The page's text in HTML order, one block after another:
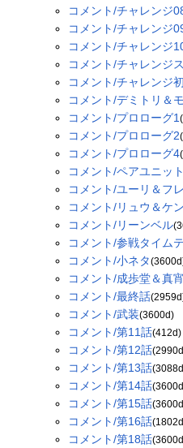
コメント/チャレンジ
コメント/チャレンジ
コメント/チャレンジ
コメント/チャレンジ
コメント/チャレンジ
コメント/デミトリ＆
コメント/プロローグ1
コメント/プロローグ2
コメント/プロローグ4
コメント/ペアユニッ
コメント/ユーリ＆フ
コメント/リュウ＆ケ
コメント/リーンベル
コメント/参戦タイム
コメント/小ネタ
コメント/成歩堂＆真
コメント/最終話
コメント/武装(3600d)
コメント/第11話(412d)
コメント/第12話
コメント/第13話
コメント/第14話
コメント/第15話
コメント/第16話
コメント/第18話